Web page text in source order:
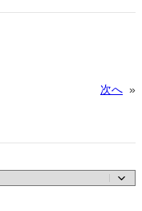
次へ »